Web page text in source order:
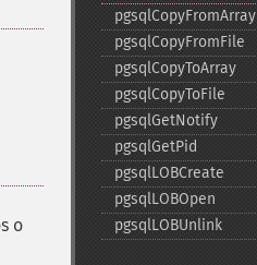
o
pgsqlCopyFromArray
pgsqlCopyFromFile
pgsqlCopyToArray
pgsqlCopyToFile
pgsqlGetNotify
pgsqlGetPid
pgsqlLOBCreate
pgsqlLOBOpen
pgsqlLOBUnlink